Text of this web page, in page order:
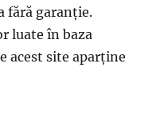
fără garanție.
luate în baza
acest site aparține